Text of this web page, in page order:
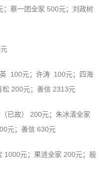
；蔡一团全家 500元；刘政树
100元；许涛 100元；四海
200元；善信 2313元
已故） 200元；朱冰清全家
元；善信 630元
1000元；果涟全家 200元；殷